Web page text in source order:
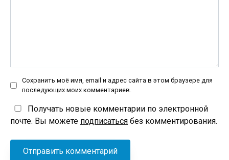
Сохранить моё имя, email и адрес сайта в этом браузере для
последующих моих комментариев.
Получать новые комментарии по электронной
почте. Вы можете подписаться без комментирования.